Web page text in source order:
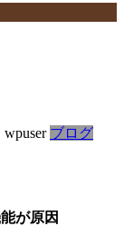
wpuser ブログ
が原因